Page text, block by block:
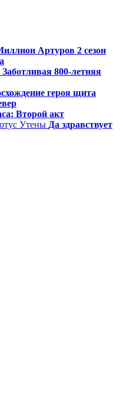
Артуров 2 сезон
Заботливая 800-летняя
героя щита
Второй акт
Да здравствует